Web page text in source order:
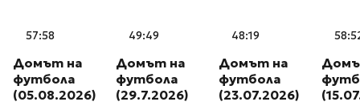
57:58
Домът на
футбола
(05.08.2026)
49:49
Домът на
футбола
(29.7.2026)
48:19
Домът на
футбола
(23.07.2026)